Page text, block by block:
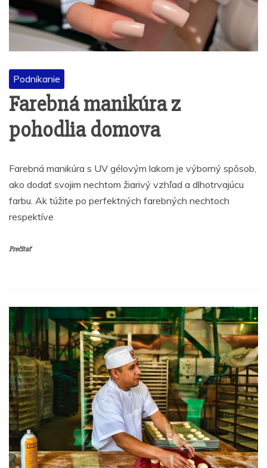
Podnikanie
Farebná manikúra z
pohodlia domova
Farebná manikúra s UV gélovým lakom je výborný spôsob,
ako dodať svojim nechtom žiarivý vzhľad a dlhotrvajúcu
farbu. Ak túžite po perfektných farebných nechtoch
respektíve
Prečítať